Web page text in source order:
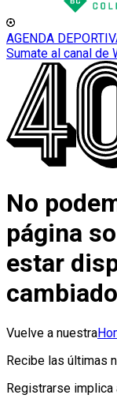
AGENDA
Sumate al canal de
No
página
estar
Vuelve a nuestra
Recibe las últimas
Registrarse implica